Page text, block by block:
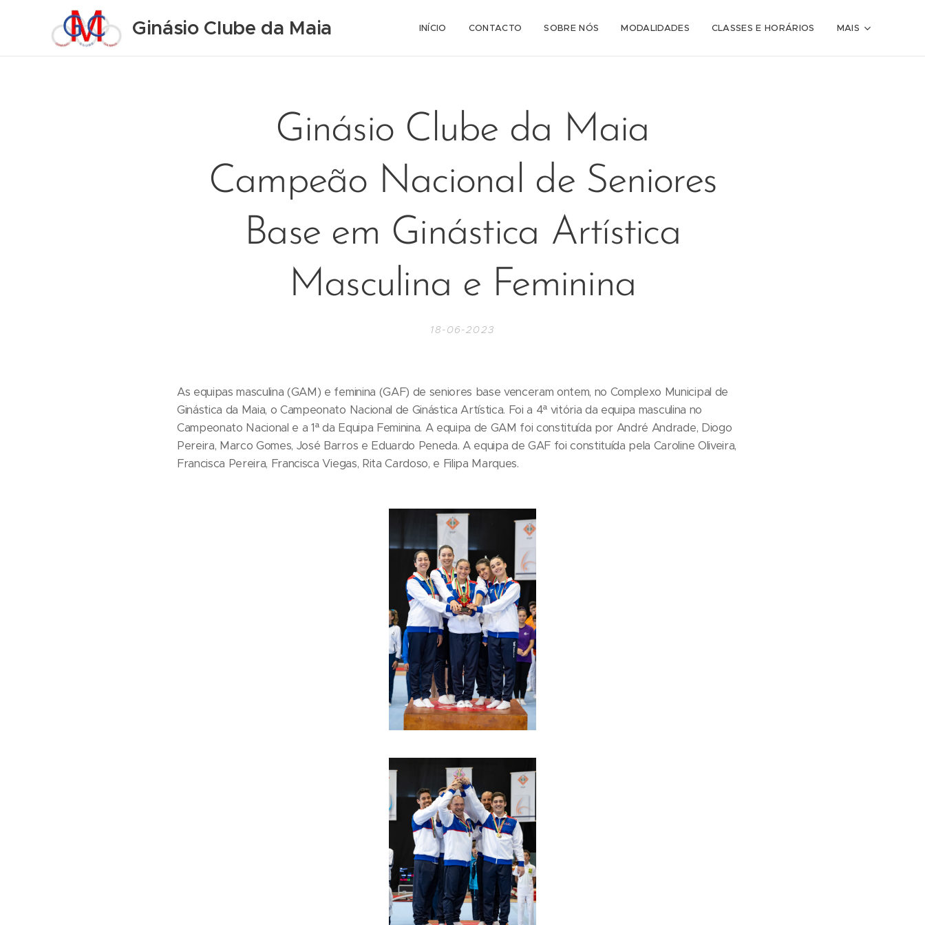
Ginásio Clube da Maia INÍCIO CONTACTO SOBRE NÓS MODALIDADES CLASSES E HORÁRIOS MAIS
Ginásio Clube da Maia
Campeão Nacional de Seniores
Base em Ginástica Artística
Masculina e Feminina
18-06-2023
As equipas masculina (GAM) e feminina (GAF) de seniores base venceram ontem, no Complexo Municipal de
Ginástica da Maia, o Campeonato Nacional de Ginástica Artística. Foi a 4ª vitória da equipa masculina no
Campeonato Nacional e a 1ª da Equipa Feminina. A equipa de GAM foi constituída por André Andrade, Diogo
Pereira, Marco Gomes, José Barros e Eduardo Peneda. A equipa de GAF foi constituída pela Caroline Oliveira,
Francisca Pereira, Francisca Viegas, Rita Cardoso, e Filipa Marques.